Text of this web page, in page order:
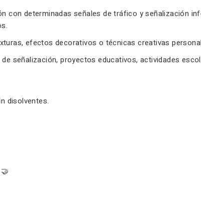
determinadas señales de tráfico y señalización
efectos decorativos o técnicas creativas
señalización, proyectos educativos, actividades
disolventes.